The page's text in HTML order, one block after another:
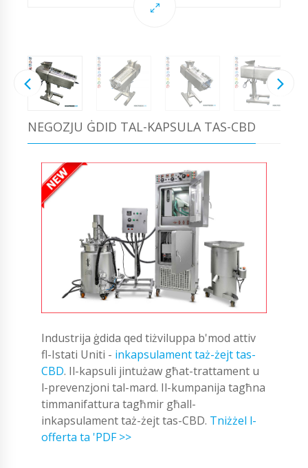
NEGOZJU ĠDID TAL-KAPSULA TAS-CBD
Industrija ġdida qed tiżviluppa b'mod attiv
fl-Istati Uniti - inkapsulament taż-żejt tas-
CBD. Il-kapsuli jintużaw għat-trattament u
l-prevenzjoni tal-mard. Il-kumpanija tagħna
timmanifattura tagħmir għall-
inkapsulament taż-żejt tas-CBD. Tniżżel l-
offerta ta 'PDF >>